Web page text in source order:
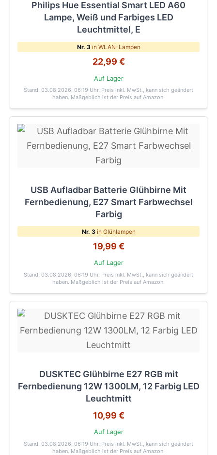
Philips Hue Essential Smart LED A60
Lampe, Weiß und Farbiges LED
Leuchtmittel, E
Nr. 3in WLAN-Lampen
22,99 €
Auf Lager
Stand: 03.08.2026, 06:19 Uhr. Preis inkl. MwSt., kann sich geändert
haben. Maßgeblich ist der Preis auf Amazon.
USB Aufladbar Batterie Glühbirne Mit
Fernbedienung, E27 Smart Farbwechsel
Farbig
Nr. 3in Glühlampen
19,99 €
Auf Lager
Stand: 03.08.2026, 06:19 Uhr. Preis inkl. MwSt., kann sich geändert
haben. Maßgeblich ist der Preis auf Amazon.
DUSKTEC Glühbirne E27 RGB mit
Fernbedienung 12W 1300LM, 12 Farbig LED
Leuchtmitt
10,99 €
Auf Lager
Stand: 03.08.2026, 06:19 Uhr. Preis inkl. MwSt., kann sich geändert
haben. Maßgeblich ist der Preis auf Amazon.